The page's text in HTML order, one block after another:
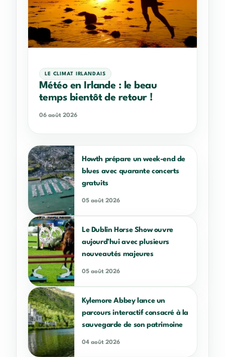
LE CLIMAT IRLANDAIS
Météo en Irlande : le beau
temps bientôt de retour !
06 août 2026
Howth prépare un week-end de
blues avec quarante concerts
gratuits
05 août 2026
Le Dublin Horse Show ouvre
aujourd’hui avec plusieurs
nouveautés majeures
05 août 2026
Kylemore Abbey lance un
parcours interactif consacré à la
sauvegarde de son patrimoine
04 août 2026